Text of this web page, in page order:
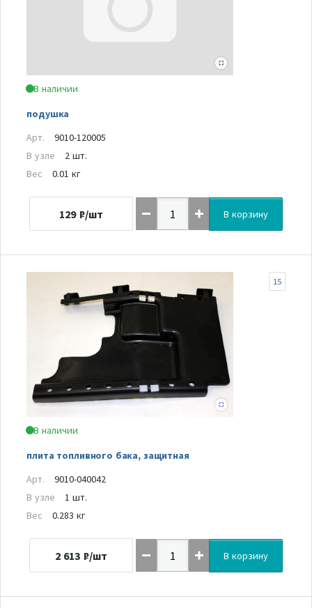
В наличии
подушка
Арт.
9010-120005
В узле
2 шт.
Вес
0.01 кг
129 ₽/шт В корзину
В наличии
плита топливного бака, защитная
15
Арт.
9010-040042
В узле
1 шт.
Вес
0.283 кг
2 613 ₽/шт В корзину